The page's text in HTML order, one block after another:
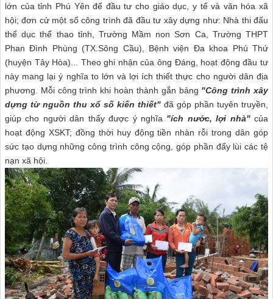
lớn của tỉnh Phú Yên để đầu tư cho giáo dục, y tế và văn hóa xã
hội; đơn cử một số công trình đã đầu tư xây dựng như: Nhà thi đấu
thể dục thể thao tỉnh, Trường Mầm non Sơn Ca, Trường THPT
Phan Đình Phùng (TX.Sông Cầu), Bệnh viện Đa khoa Phú Thứ
(huyện Tây Hòa)... Theo ghi nhận của ông Đáng, hoạt động đầu tư
này mang lại ý nghĩa to lớn và lợi ích thiết thực cho người dân địa
phương. Mỗi công trình khi hoàn thành gắn bảng "Công trình xây
dựng từ nguồn thu xổ số kiến thiết" đã góp phần tuyên truyền,
giúp cho người dân thấy được ý nghĩa "ích nước, lợi nhà"của
hoạt động XSKT; đồng thời huy động tiền nhàn rỗi trong dân góp
sức tạo dựng những công trình công cộng, góp phần đẩy lùi các tệ
nạn xã hội.